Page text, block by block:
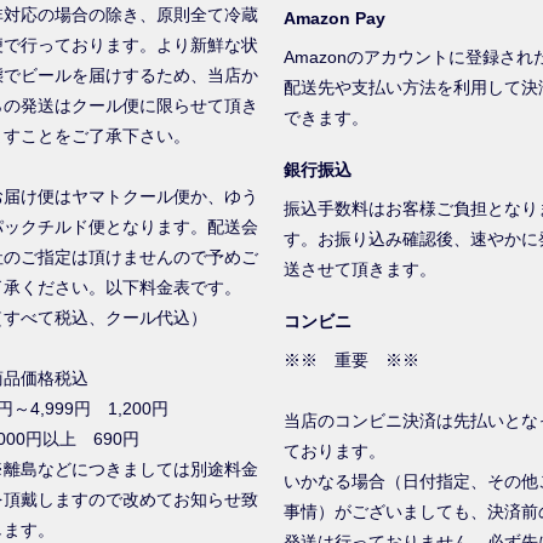
対応の場合の除き、原則全て冷蔵
で行っております。より新鮮な状
でビールを届けするため、当店か
の発送はクール便に限らせて頂き
ことをご了承下さい。
届け便はヤマトクール便か、ゆう
ックチルド便となります。配送会
のご指定は頂けませんので予めご
ください。以下料金表です。
べて税込、クール代込）
品価格税込
～4,999円 1,200円
円以上 690円
島などにつきましては別途料金
頂戴しますので改めてお知らせ致
す。
Amazon Pay
Amazonのアカウントに登録され
配送先や支払い方法を利用して決
できます。
銀行振込
振込手数料はお客様ご負担となり
す。お振り込み確認後、速やかに
送させて頂きます。
コンビニ
※※ 重要 ※※
当店のコンビニ決済は先払いとな
ております。
いかなる場合（日付指定、その他
事情）がございましても、決済前